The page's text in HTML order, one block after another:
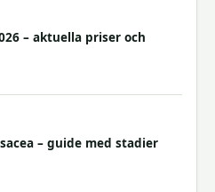
– aktuella priser och
– guide med stadier